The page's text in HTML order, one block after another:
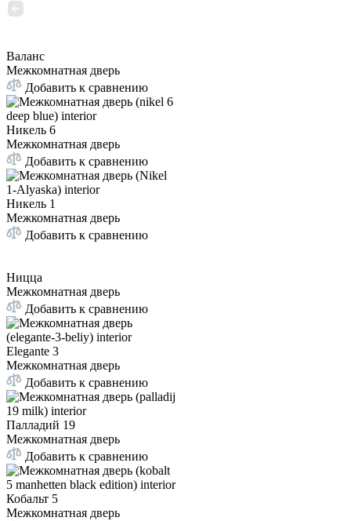
Валанс
Межкомнатная дверь
Добавить к сравнению
Никель 6
Межкомнатная дверь
Добавить к сравнению
Никель 1
Межкомнатная дверь
Добавить к сравнению
Ницца
Межкомнатная дверь
Добавить к сравнению
Elegante 3
Межкомнатная дверь
Добавить к сравнению
Палладий 19
Межкомнатная дверь
Добавить к сравнению
Кобальт 5
Межкомнатная дверь